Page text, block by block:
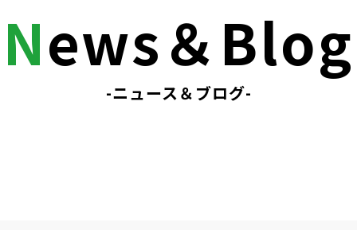
News＆Blog
-ニュース＆ブログ-